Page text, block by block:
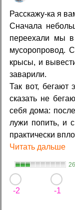
Расскажу-ка я
Сначала
переехали мы в
мусоропровод.
крысы, и
заварили.
Так вот,
сказать не
себя дома:
лужи попить, и
практически
Читать дальше
-2 -1